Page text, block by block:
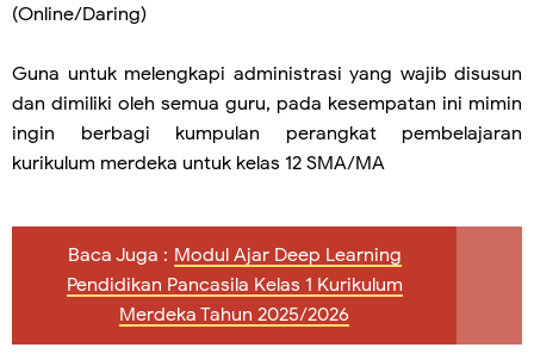
(Online/Daring)
Guna untuk melengkapi administrasi yang wajib disusun
dan dimiliki oleh semua guru, pada kesempatan ini mimin
ingin berbagi kumpulan perangkat pembelajaran
kurikulum merdeka untuk kelas 12 SMA/MA
Baca Juga : Modul Ajar Deep Learning
Pendidikan Pancasila Kelas 1 Kurikulum
Merdeka Tahun 2025/2026